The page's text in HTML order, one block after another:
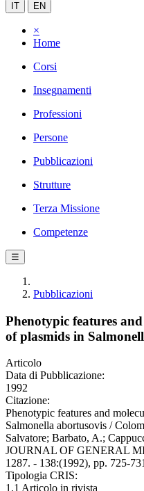
IT EN
×
Home
Corsi
Insegnamenti
Professioni
Persone
Pubblicazioni
Strutture
Terza Missione
Competenze
☰
Pubblicazioni
Phenotypic features
of plasmids in
Articolo
Data di Pubblicazione:
1992
Citazione:
Phenotypic features and
Salmonella abortusovis /
Salvatore; Barbato, A.;
JOURNAL OF GENERAL
1287. - 138:(1992), pp. 725-
Tipologia CRIS:
1.1 Articolo in rivista